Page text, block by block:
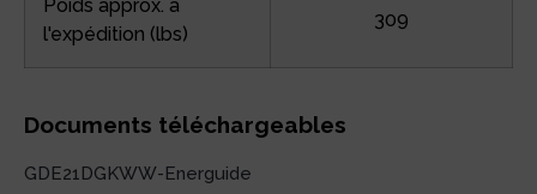
Poids approx. à
l'expédition (lbs)
309
Documents téléchargeables
GDE21DGKWW-Energuide